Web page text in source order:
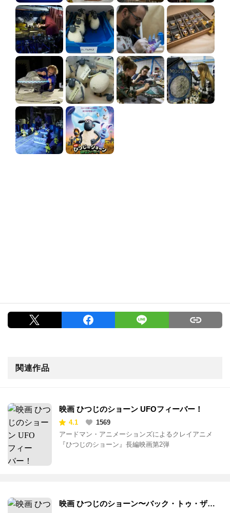
関連作品
映画 ひつじのショーン UFOフィーバー！
4.1
1569
アードマン・アニメーションズによるクレイアニメ
『ひつじのショーン』長編映画第2弾
映画 ひつじのショーン〜バック・トゥ・ザ・